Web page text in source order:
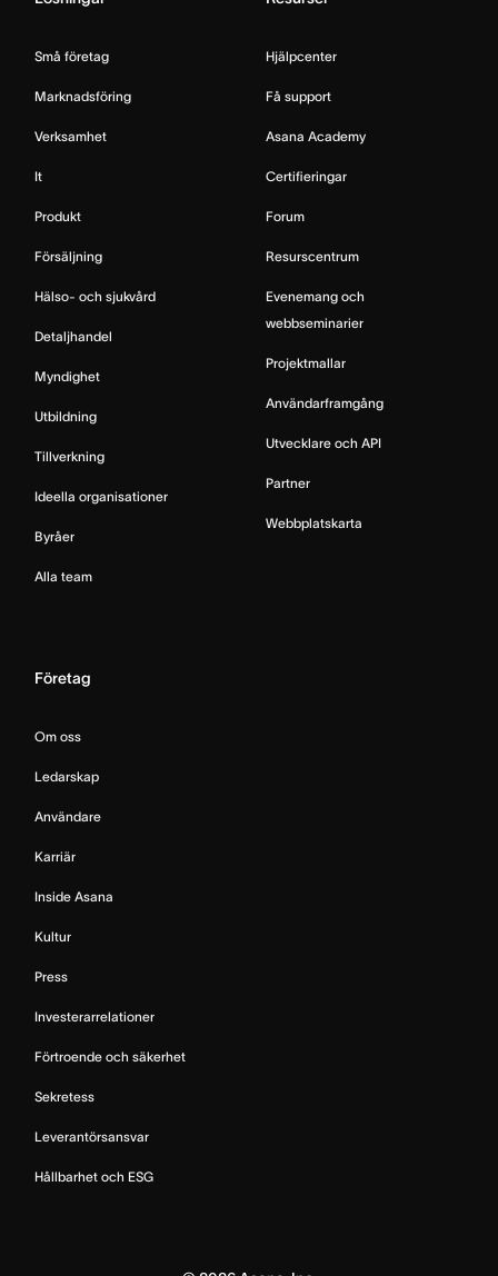
Små företag
Marknadsföring
Verksamhet
It
Produkt
Försäljning
Hälso- och sjukvård
Detaljhandel
Myndighet
Utbildning
Tillverkning
Ideella organisationer
Byråer
Alla team
Hjälpcenter
Få support
Asana Academy
Certifieringar
Forum
Resurscentrum
Evenemang och
webbseminarier
Projektmallar
Användarframgång
Utvecklare och API
Partner
Webbplatskarta
Företag
Om oss
Ledarskap
Användare
Karriär
Inside Asana
Kultur
Press
Investerarrelationer
Förtroende och säkerhet
Sekretess
Leverantörsansvar
Hållbarhet och ESG